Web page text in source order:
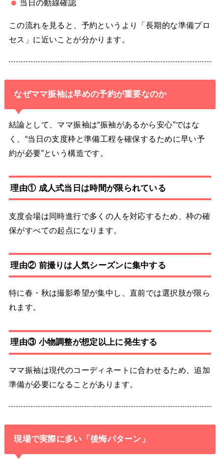
当日の動線確認
この流れを見ると、予約というより「長期的な準備プロ
セス」に近いことが分かります。
なぜママ振袖は早めの予約が重要なのか
結論として、ママ振袖は“振袖があるから安心”ではな
く、“当日の支度枠と準備工程を確保するために早い予
約が必要”という構造です。
理由① 成人式当日は時間が限られている
支度会場は同時進行で多くの人を対応するため、枠の確
保がすべての起点になります。
理由② 前撮りは人気シーズンに集中する
特に春・秋は撮影希望が集中し、直前では選択肢が限ら
れます。
理由③ 小物調整が想定以上に発生する
ママ振袖は現代のコーディネートに合わせるため、追加
準備が必要になることがあります。
現場で実際に多い「後悔パターン」